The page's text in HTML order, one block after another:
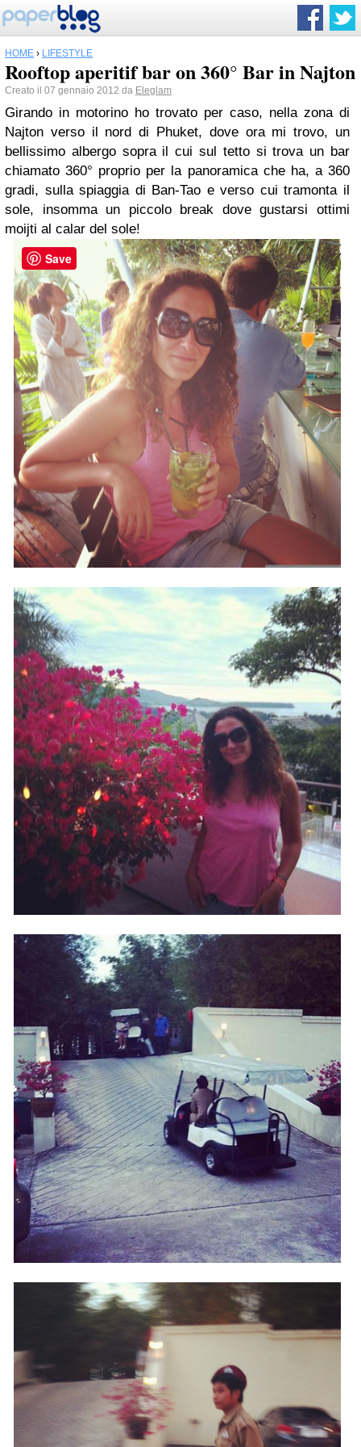
HOME › LIFESTYLE
Rooftop aperitif bar on 360° Bar in Najton
Creato il 07 gennaio 2012 da Eleglam
Girando in motorino ho trovato per caso, nella zona di
Najton verso il nord di Phuket, dove ora mi trovo, un
bellissimo albergo sopra il cui sul tetto si trova un bar
chiamato 360° proprio per la panoramica che ha, a 360
gradi, sulla spiaggia di Ban-Tao e verso cui tramonta il
sole, insomma un piccolo break dove gustarsi ottimi
moijti al calar del sole!
Save